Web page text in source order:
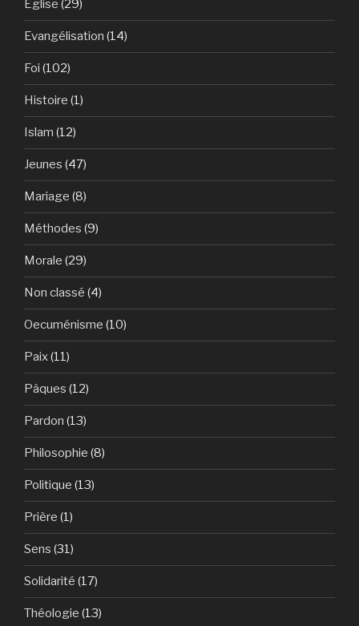
Eglise (29)
Evangélisation (14)
Foi (102)
Histoire (1)
Islam (12)
Jeunes (47)
Mariage (8)
Méthodes (9)
Morale (29)
Non classé (4)
Oecuménisme (10)
Paix(11)
Pâques (12)
Pardon (13)
Philosophie (8)
Politique (13)
Prière (1)
Sens (31)
Solidarité (17)
Théologie (13)